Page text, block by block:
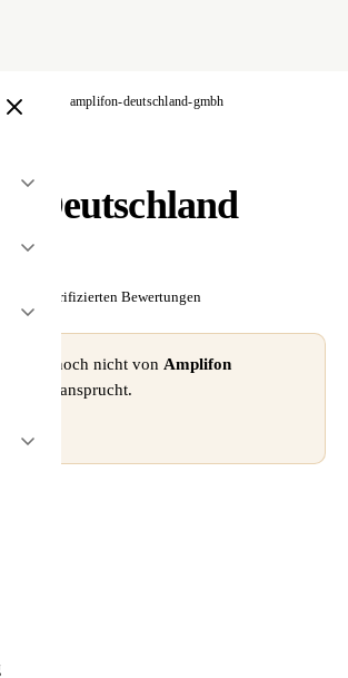
hamburg amplifon-deutschland-gmbh
Deutschland
keine verifizierten Bewertungen
wurde noch nicht von Amplifon
beansprucht.